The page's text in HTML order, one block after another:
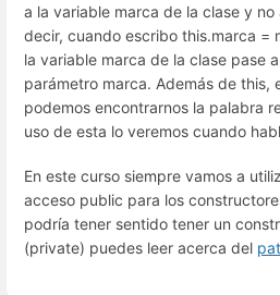
a la variable marca de la clase y
decir, cuando escribo this.marca =
la variable marca de la clase pase
parámetro marca. Además de this,
podemos encontrarnos la palabra
uso de esta lo veremos cuando
En este curso siempre vamos a
acceso public para los
podría tener sentido tener un
(private) puedes leer acerca del